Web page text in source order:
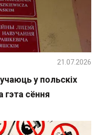
у польскіх
гэта сёння
21.07.2026